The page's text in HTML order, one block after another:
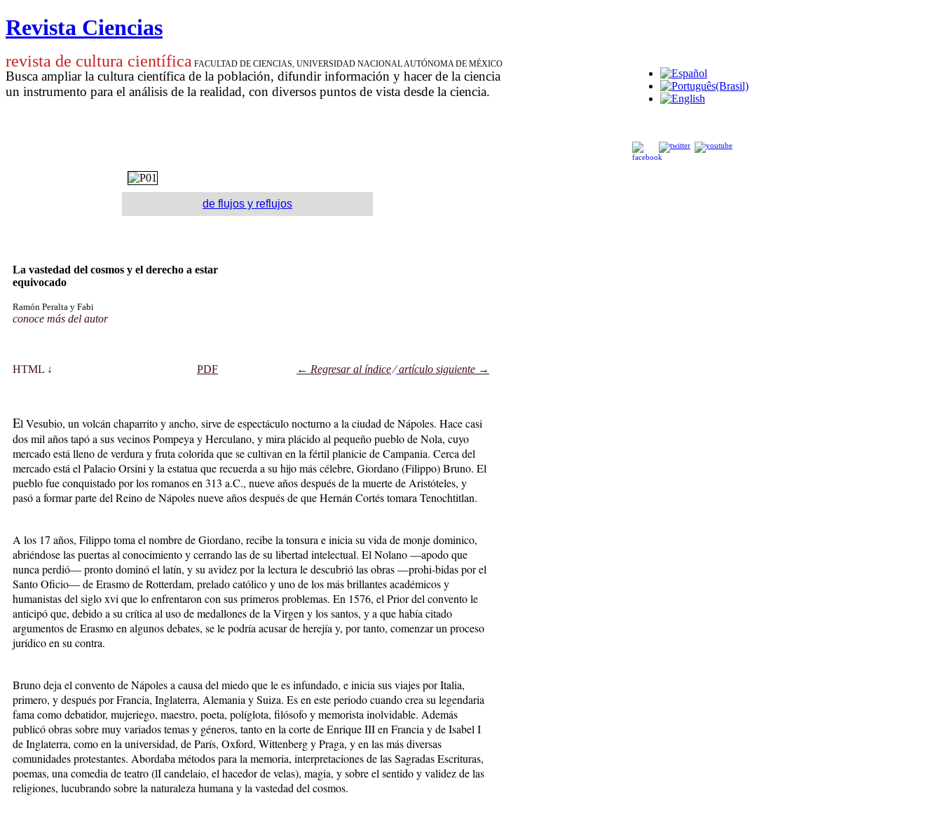
Revista Ciencias
revista de cultura científica FACULTAD DE CIENCIAS, UNIVERSIDAD NACIONAL AUTÓNOMA DE MÉXICO
Busca ampliar la cultura científica de la población, difundir información y hacer de la ciencia
un instrumento para el análisis de la realidad, con diversos puntos de vista desde la ciencia.
de flujos y reflujos
La vastedad del cosmos y el derecho a estar
equivocado
Ramón Peralta y Fabi
conoce más del autor
HTML ↓ PDF ← Regresar al índice⁄ artículo siguiente →
El Vesubio, un volcán chaparrito y ancho, sirve de espectáculo nocturno a la ciudad de Nápoles. Hace casi
dos mil años tapó a sus vecinos Pompeya y Herculano, y mira plácido al pequeño pueblo de Nola, cuyo
mercado está lleno de verdura y fruta colorida que se cultivan en la fértil planicie de Campania. Cerca del
mercado está el Palacio Orsini y la estatua que recuerda a su hijo más célebre, Giordano (Filippo) Bruno. El
pueblo fue conquistado por los romanos en 313 a.C., nueve años después de la muerte de Aristóteles, y
pasó a formar parte del Reino de Nápoles nueve años después de que Hernán Cortés tomara Tenochtitlan.
A los 17 años, Filippo toma el nombre de Giordano, recibe la tonsura e inicia su vida de monje dominico,
abriéndose las puertas al conocimiento y cerrando las de su libertad intelectual. El Nolano —apodo que
nunca perdió— pronto dominó el latín, y su avidez por la lectura le descubrió las obras —prohi-bidas por el
Santo Oficio— de Erasmo de Rotterdam, prelado católico y uno de los más brillantes académicos y
humanistas del siglo xvi que lo enfrentaron con sus primeros problemas. En 1576, el Prior del convento le
anticipó que, debido a su crítica al uso de medallones de la Virgen y los santos, y a que había citado
argumentos de Erasmo en algunos debates, se le podría acusar de herejía y, por tanto, comenzar un proceso
jurídico en su contra.
Bruno deja el convento de Nápoles a causa del miedo que le es infundado, e inicia sus viajes por Italia,
primero, y después por Francia, Inglaterra, Alemania y Suiza. Es en este periodo cuando crea su legendaria
fama como debatidor, mujeriego, maestro, poeta, políglota, filósofo y memorista inolvidable. Además
publicó obras sobre muy variados temas y géneros, tanto en la corte de Enrique III en Francia y de Isabel I
de Inglaterra, como en la universidad, de París, Oxford, Wittenberg y Praga, y en las más diversas
comunidades protestantes. Abordaba métodos para la memoria, interpretaciones de las Sagradas Escrituras,
poemas, una comedia de teatro (lI candelaio, el hacedor de velas), magia, y sobre el sentido y validez de las
religiones, lucubrando sobre la naturaleza humana y la vastedad del cosmos.